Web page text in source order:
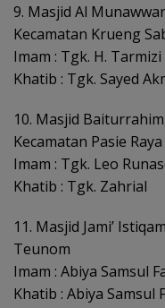
9. Masjid Al
Kecamatan Krueng
Imam : Tgk. H. Tarmizi
Khatib : Tgk. Sayed
10. Masjid
Kecamatan Pasie Raya
Imam : Tgk. Leo
Khatib : Tgk. Zahrial
11. Masjid Jami’
Teunom
Imam : Abiya Samsul
Khatib : Abiya Samsul